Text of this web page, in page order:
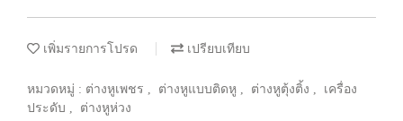
เพิ่มรายการโปรด เปรียบเทียบ
หมวดหมู่ : ต่างหูเพชร , ต่างหูแบบติดหู , ต่างหูตุ้งติ้ง ,
เครื่อง
ประดับ , ต่างหูห่วง